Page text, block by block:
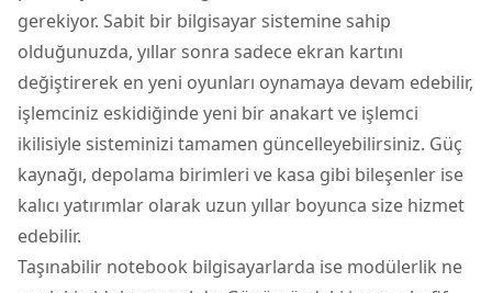
gerekiyor. Sabit bir bilgisayar sistemine sahip
olduğunuzda, yıllar sonra sadece ekran kartını
değiştirerek en yeni oyunları oynamaya devam edebilir,
işlemciniz eskidiğinde yeni bir anakart ve işlemci
ikilisiyle sisteminizi tamamen güncelleyebilirsiniz. Güç
kaynağı, depolama birimleri ve kasa gibi bileşenler ise
kalıcı yatırımlar olarak uzun yıllar boyunca size hizmet
edebilir.
Taşınabilir notebook bilgisayarlarda ise modülerlik ne